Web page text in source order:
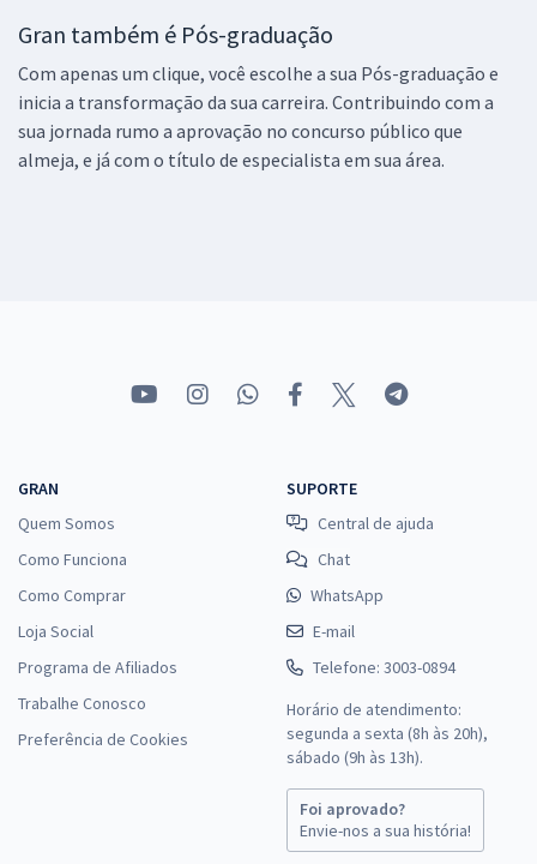
Gran também é Pós-graduação
Com apenas um clique, você escolhe a sua Pós-graduação e
inicia a transformação da sua carreira. Contribuindo com a
sua jornada rumo a aprovação no concurso público que
almeja, e já com o título de especialista em sua área.
GRAN
Quem Somos
Como Funciona
Como Comprar
Loja Social
Programa de Afiliados
Trabalhe Conosco
Preferência de Cookies
SUPORTE
Central de ajuda
Chat
WhatsApp
E-mail
Telefone: 3003-0894
Horário de atendimento:
segunda a sexta (8h às 20h),
sábado (9h às 13h).
Foi aprovado?
Envie-nos a sua história!